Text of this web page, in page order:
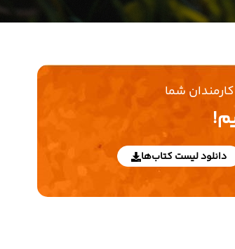
شما
دانلود لیست کتاب‌ها